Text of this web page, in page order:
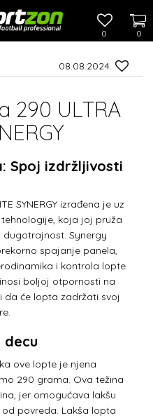
0
0
08.08.2024.
290 ULTRA
Spoj izdržljivosti
SYNERGY izrađena je uz
koja joj pruža
dugotrajnost. Synergy
spajanje panela,
i kontrola lopte.
boljoj otpornosti na
da će lopta zadržati svoj
ove lopte je njena
290 grama. Ova težina
jer omogućava lakšu
povreda. Lakša lopta